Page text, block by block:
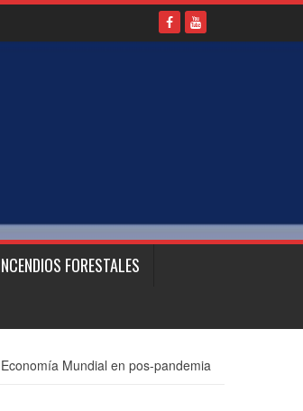
FORESTALES
Mundial en pos-pandemia